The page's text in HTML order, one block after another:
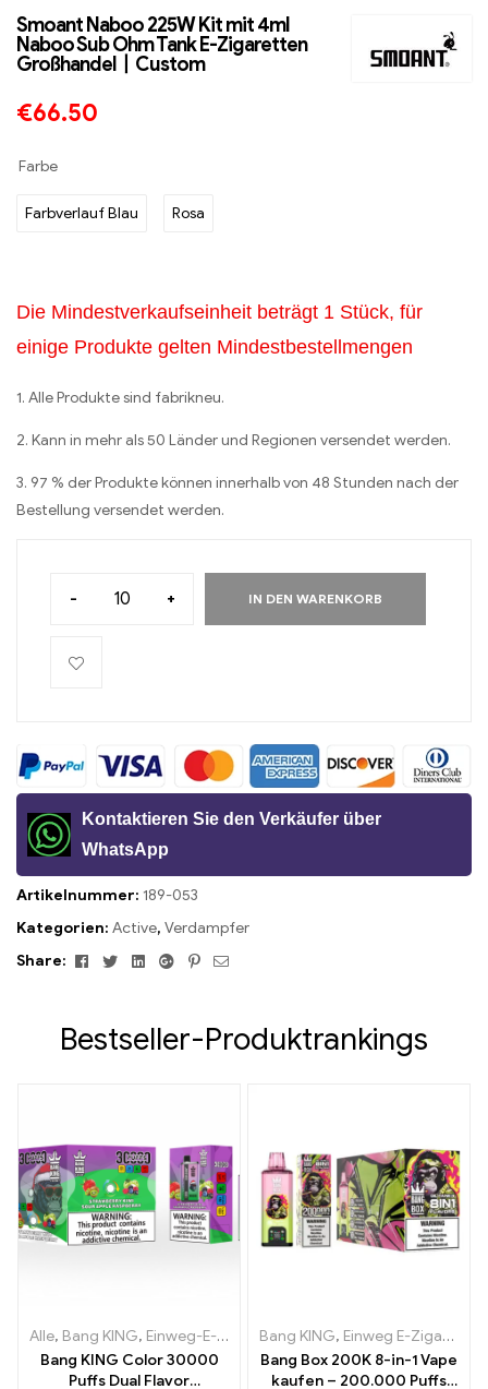
Smoant Naboo 225W Kit mit 4ml
Naboo Sub Ohm Tank E-Zigaretten
Großhandel丨Custom
€66.50
Farbe
Farbverlauf Blau Rosa
Die Mindestverkaufseinheit beträgt 1 Stück, für
einige Produkte gelten Mindestbestellmengen
1. Alle Produkte sind fabrikneu.
2. Kann in mehr als 50 Länder und Regionen versendet werden.
3. 97 % der Produkte können innerhalb von 48 Stunden nach der
Bestellung versendet werden.
- + IN DEN WARENKORB
Kontaktieren Sie den Verkäufer über
WhatsApp
Artikelnummer: 189-053
Kategorien: Active, Verdampfer
Share:
FacebookTwitterLinkedinGoogle+Pinterest
Email
Bestseller-Produktrankings
Alle, Bang KING, Einweg-E-Zigaretten Litauen ,Einweg-E-
Bang KING Color 30000
Puffs Dual Flavor
Bang KING, Einweg E-Zigaretten
Bang Box 200K 8-in-1 Vape
kaufen – 200.000 Puffs